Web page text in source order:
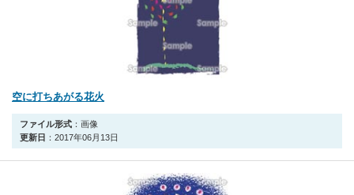
空に打ちあがる花火
ファイル形式 ：画像
更新日 ：2017年06月13日